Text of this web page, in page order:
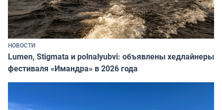
НОВОСТИ
Lumen, Stigmata и polnalyubvi: объявлены хедлайнеры
фестиваля «Имандра» в 2026 года